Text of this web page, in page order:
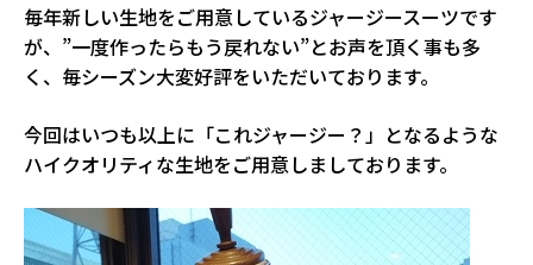
毎年新しい生地をご用意しているジャージースーツです
が、”一度作ったらもう戻れない”とお声を頂く事も多
く、毎シーズン大変好評をいただいております。
今回はいつも以上に「これジャージー？」となるような
ハイクオリティな生地をご用意しましております。